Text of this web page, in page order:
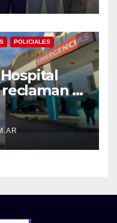
POLICIALES
reclaman el
y